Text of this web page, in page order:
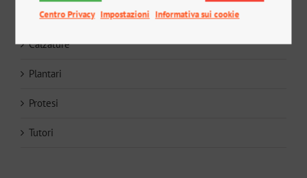
Busti
Calzature
Plantari
Protesi
Tutori
Centro Privacy Impostazioni Informativa sui cookie